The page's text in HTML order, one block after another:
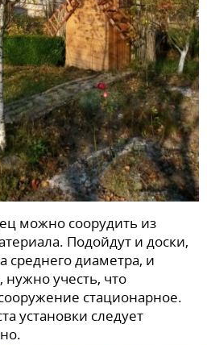
можно соорудить из
Подойдут и доски,
среднего диаметра, и
учесть, что
стационарное.
установки следует